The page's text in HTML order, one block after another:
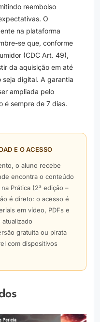
reembolso
O
na plataforma
se que, conforme
(CDC Art. 49),
da aquisição em até
digital. A garantia
ampliada pelo
é sempre de 7 dias.
E O ACESSO
o aluno recebe
encontra o conteúdo
Prática (2ª edição –
é direto: o acesso é
em vídeo, PDFs e
gratuita ou pirata
com dispositivos